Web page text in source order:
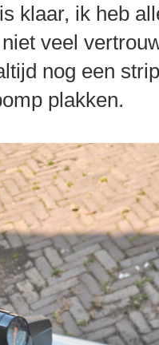
klaar, ik heb
veel
nog een
plakken.